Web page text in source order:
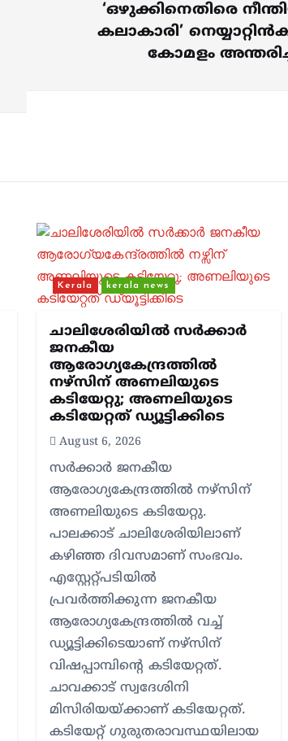
‘ഒഴുക്കിനെതിരെ
കലാകാരി’
കോമളം
Kerala kerala news
ചാലിശേരിയില്‍ സര്‍ക്കാര്‍
ജനകീയ
ആരോഗ്യകേന്ദ്രത്തില്‍
നഴ്സിന് അണലിയുടെ
കടിയേറ്റു; അണലിയുടെ
കടിയേറ്റത് ഡ്യൂട്ടിക്കിടെ
August 6, 2026
സര്‍ക്കാര്‍ ജനകീയ
ആരോഗ്യകേന്ദ്രത്തില്‍ നഴ്സിന്
അണലിയുടെ കടിയേറ്റു.
പാലക്കാട് ചാലിശേരിയിലാണ്
കഴിഞ്ഞ ദിവസമാണ് സംഭവം.
എസ്റ്റേറ്റ്പടിയില്‍
പ്രവര്‍ത്തിക്കുന്ന ജനകീയ
ആരോഗ്യകേന്ദ്രത്തില്‍ വച്ച്
ഡ്യൂട്ടിക്കിടെയാണ് നഴ്സിന്
വിഷപ്പാമ്പിന്റെ കടിയേറ്റത്.
ചാവക്കാട് സ്വദേശിനി
മിസിരിയയ്ക്കാണ് കടിയേറ്റത്.
കടിയേറ്റ് ഗുരുതരാവസ്ഥയിലായ